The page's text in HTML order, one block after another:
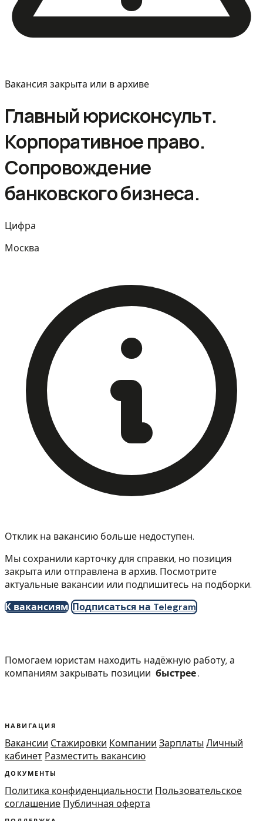
Вакансия закрыта или в архиве
Главный юрисконсульт.
Корпоративное право.
Сопровождение
банковского бизнеса.
Цифра
Москва
Отклик на вакансию больше недоступен.
Мы сохранили карточку для справки, но позиция
закрыта или отправлена в архив. Посмотрите
актуальные вакансии или подпишитесь на подборки.
К вакансиям Подписаться на Telegram
Помогаем юристам находить надёжную работу, а
компаниям закрывать позиции быстрее.
НАВИГАЦИЯ
Вакансии Стажировки Компании Зарплаты Личный
кабинет Разместить вакансию
ДОКУМЕНТЫ
Политика конфиденциальности Пользовательское
соглашение Публичная оферта